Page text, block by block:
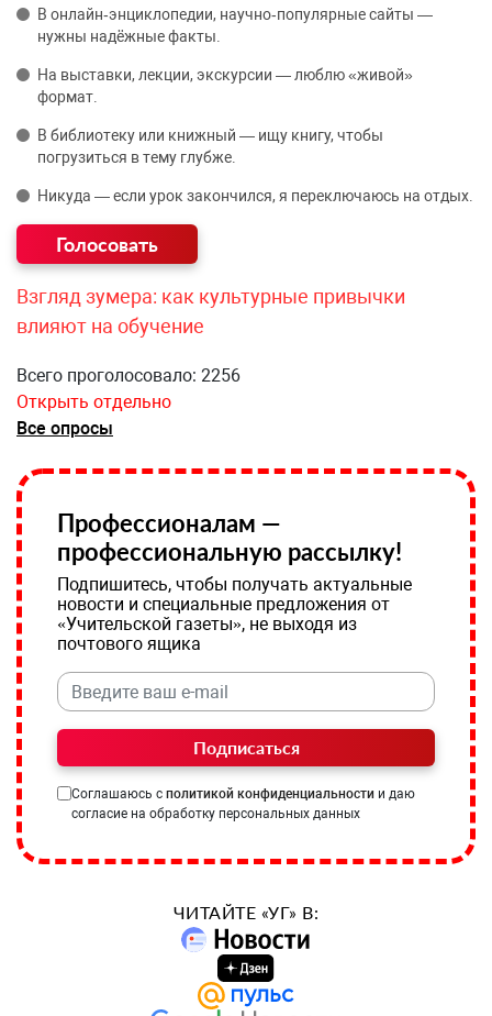
В онлайн‑энциклопедии, научно‑популярные сайты —
нужны надёжные факты.
На выставки, лекции, экскурсии — люблю «живой»
формат.
В библиотеку или книжный — ищу книгу, чтобы
погрузиться в тему глубже.
Никуда — если урок закончился, я переключаюсь на отдых.
Взгляд зумера: как культурные привычки
влияют на обучение
Всего проголосовало: 2256
Открыть отдельно
Все опросы
Профессионалам —
профессиональную рассылку!
Подпишитесь, чтобы получать актуальные
новости и специальные предложения от
«Учительской газеты», не выходя из
почтового ящика
Подписаться
Соглашаюсь с политикой конфиденциальности и даю
согласие на обработку персональных данных
ЧИТАЙТЕ «УГ» В: